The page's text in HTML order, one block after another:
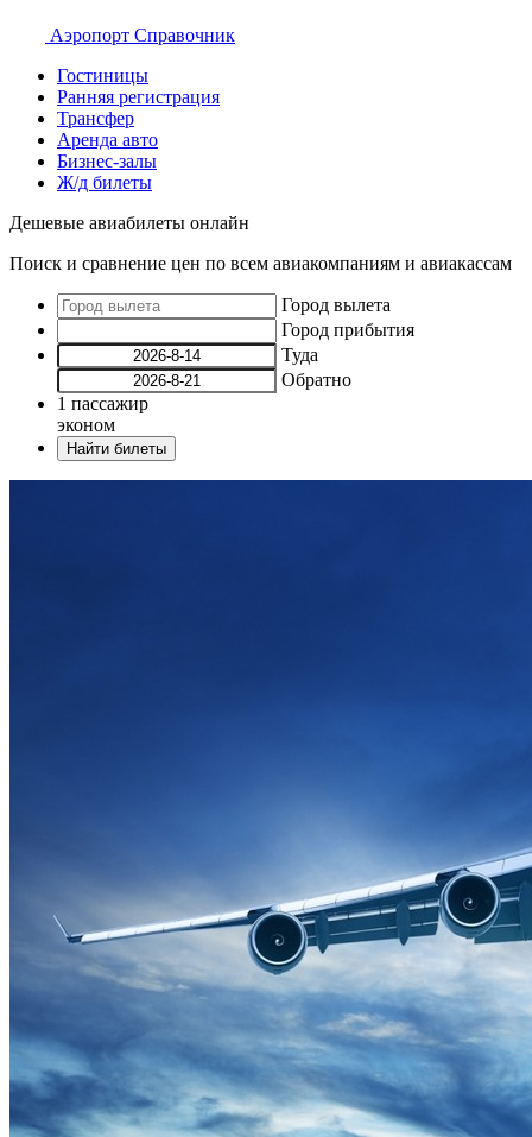
Аэропорт Справочник
Гостиницы
Ранняя регистрация
Трансфер
Аренда авто
Бизнес-залы
Ж/д билеты
Дешевые авиабилеты онлайн
Поиск и сравнение цен по всем авиакомпаниям и авиакассам
Город вылета
Город прибытия
Туда
Обратно
1 пассажир
эконом
Найти билеты